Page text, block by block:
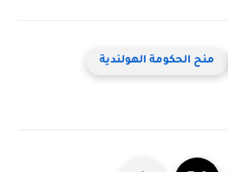
منح الحكومة الهولندية